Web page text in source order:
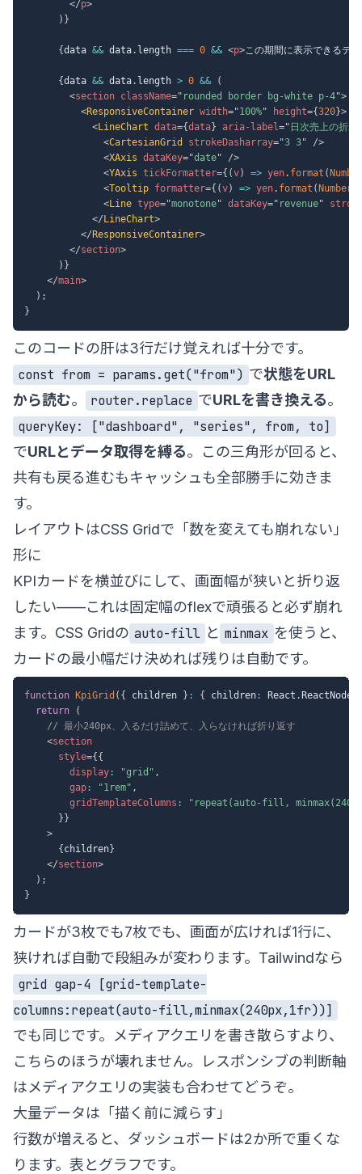
</p>
) }
{data && data. length === 0 && <p>この期間に表示できるデ
{data && data. length > 0 &&
(
<section className=" rounded border bg-white p-4">
<ResponsiveContainer width="100%" height={320}>
<LineChart data={data} aria-label=" 日次売上の折れ
<CartesianGrid strokeDasharray="3 3"
/>
<XAxis dataKey="date"
/>
<YAxis tickFormatter={ (v) => yen. format (
<Tooltip formatter={ (v) => yen. format ( Number
<Line type="monotone" dataKey=" revenue"
</ LineChart>
</ ResponsiveContainer>
</section>
) }
</main>
) ;
}
このコードの肝は3行だけ覚えれば十分です。
const from = params.get("from") で状態をURL
から読む。 router.replace でURLを書き換える。
queryKey: ["dashboard", "series", from, to]
でURLとデータ取得を縛る。この三角形が回ると、
共有も戻る進むもキャッシュも全部勝手に効きま
す。
レイアウトはCSS Gridで「数を変えても崩れない」
形に
KPIカードを横並びにして、画面幅が狭いと折り返
したい——これは固定幅のflexで頑張ると必ず崩れ
ます。CSS Gridの auto-fill と minmax を使うと、
カードの最小幅だけ決めれば残りは自動です。
function KpiGrid ( { children } : { children : React . ReactNode
return
(
// 最小240px、入るだけ詰めて、入らなければ折り返す
<section
style={ {
        display
: "grid" ,
        gap
: "1rem" ,
        gridTemplateColumns
:
"repeat(auto-fill,
} }
>
{ children}
</section>
) ;
}
カードが3枚でも7枚でも、画面が広ければ1行に、
狭ければ自動で段組みが変わります。Tailwindなら
grid gap-4 [grid-template-
columns:repeat(auto-fill,minmax(240px,1fr))]
でも同じです。メディアクエリを書き散らすより、
こちらのほうが壊れません。レスポンシブの判断軸
はメディアクエリの実装も合わせてどうぞ。
大量データは「描く前に減らす」
行数が増えると、ダッシュボードは2か所で重くな
ります。表とグラフです。